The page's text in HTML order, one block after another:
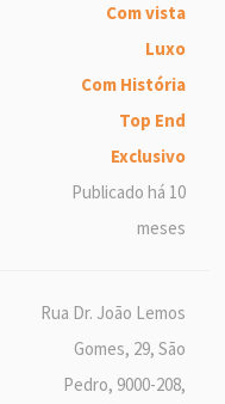
Com vista
Luxo
Com História
Top End
Exclusivo
Publicado há 10
meses
Rua Dr. João Lemos
Gomes, 29, São
Pedro, 9000-208,